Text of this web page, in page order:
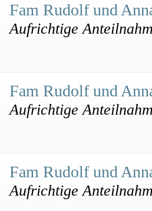
Fam Rudolf und
Aufrichtige
Fam Rudolf und
Aufrichtige
Fam Rudolf und
Aufrichtige